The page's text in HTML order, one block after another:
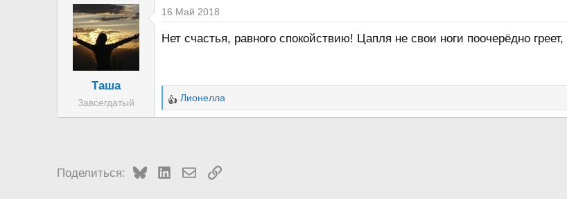
а
к
ц
:
Таша
Завсегдатый
16 Май 2018
Нет счастья, равного спокойствию! Цапля не свои ноги поочерёдно
Р
е
ц
и
Лионелла
Поделиться: BlueskyLinkedInЭлектронная почта
Ссылка